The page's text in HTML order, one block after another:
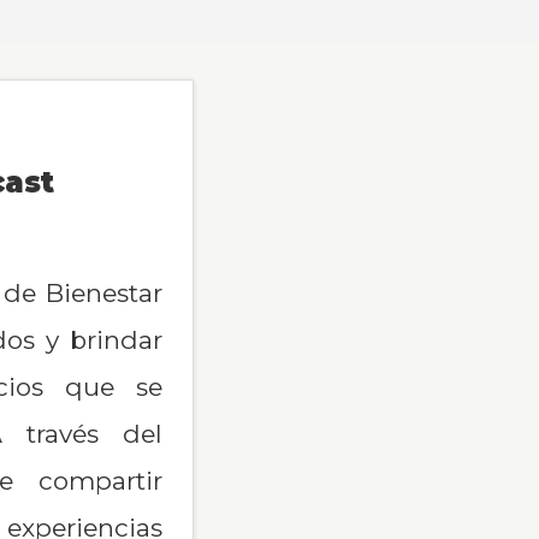
Bienestar
y brindar
que se
través del
compartir